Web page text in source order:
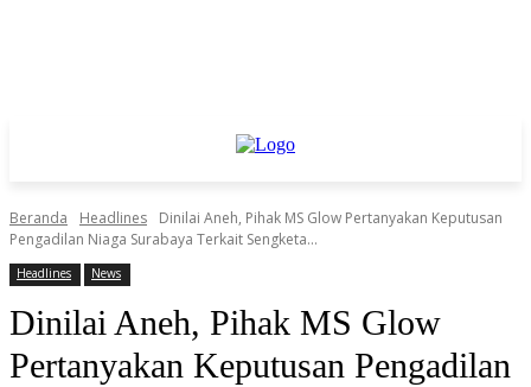
Beranda Headlines
Dinilai Aneh, Pihak MS Glow Pertanyakan Keputusan
Pengadilan Niaga Surabaya Terkait Sengketa...
Headlines News
Dinilai Aneh, Pihak MS Glow
Pertanyakan Keputusan Pengadilan